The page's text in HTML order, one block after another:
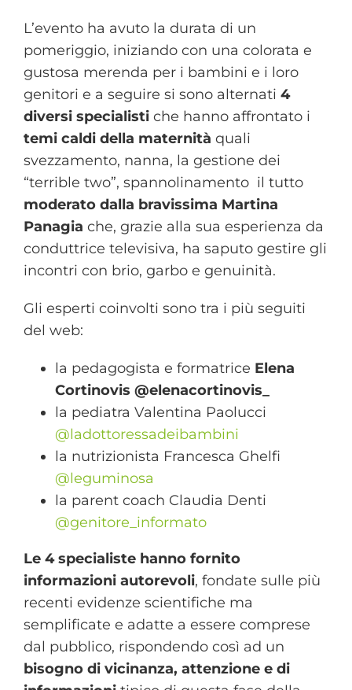
L’evento ha avuto la durata di un
pomeriggio, iniziando con una colorata e
gustosa merenda per i bambini e i loro
genitori e a seguire si sono alternati 4
diversi specialisti che hanno affrontato i
temi caldi della maternità quali
svezzamento, nanna, la gestione dei
“terrible two”, spannolinamento il tutto
moderato dalla bravissima Martina
Panagia che, grazie alla sua esperienza da
conduttrice televisiva, ha saputo gestire gli
incontri con brio, garbo e genuinità.
Gli esperti coinvolti sono tra i più seguiti
del web:
la pedagogista e formatrice Elena
Cortinovis @elenacortinovis_
la pediatra Valentina Paolucci
@ladottoressadeibambini
la nutrizionista Francesca Ghelfi
@leguminosa
la parent coach Claudia Denti
@genitore_informato
Le 4 specialiste hanno fornito
informazioni autorevoli, fondate sulle più
recenti evidenze scientifiche ma
semplificate e adatte a essere comprese
dal pubblico, rispondendo così ad un
bisogno di vicinanza, attenzione e di